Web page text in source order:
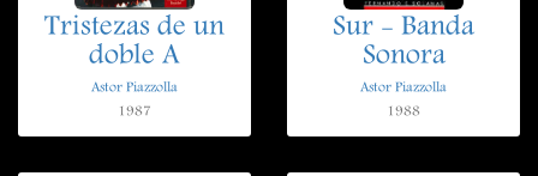
Tristezas de un
doble A
Astor Piazzolla
1987
Sur - Banda
Sonora
Astor Piazzolla
1988